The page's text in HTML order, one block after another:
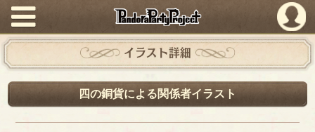
PandoraPartyProject
イラスト詳細
四の銅貨による関係者イラスト